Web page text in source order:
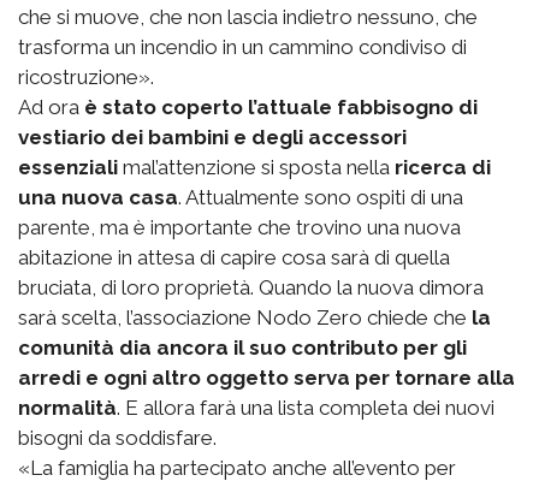
che si muove, che non lascia indietro nessuno, che
trasforma un incendio in un cammino condiviso di
ricostruzione».
Ad ora è stato coperto l’attuale fabbisogno di
vestiario dei bambini e degli accessori
essenziali mal’attenzione si sposta nella ricerca di
una nuova casa. Attualmente sono ospiti di una
parente, ma è importante che trovino una nuova
abitazione in attesa di capire cosa sarà di quella
bruciata, di loro proprietà. Quando la nuova dimora
sarà scelta, l’associazione Nodo Zero chiede che la
comunità dia ancora il suo contributo per gli
arredi e ogni altro oggetto serva per tornare alla
normalità. E allora farà una lista completa dei nuovi
bisogni da soddisfare.
«La famiglia ha partecipato anche all’evento per